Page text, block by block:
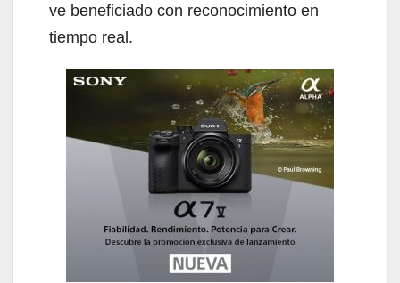
ve beneficiado con reconocimiento en
tiempo real.